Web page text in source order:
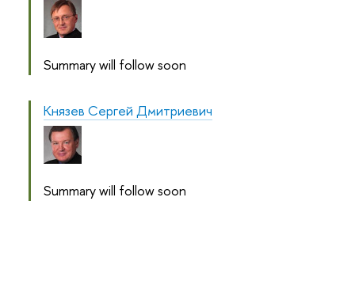
Summary will follow soon
Князев Сергей Дмитриевич
Summary will follow soon